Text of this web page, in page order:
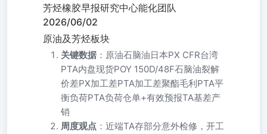
芳烃橡胶早报研究中心能化团队
2026/06/02
原油及芳烃板块
关键数据 ：原油石脑油日本PX CFR台湾
PTA内盘现货POY 150D/48F石脑油裂解
价差PX加工差PTA加工差聚酯毛利PTA平
衡负荷PTA负荷仓单+有效预报TA基差产
销
周度观点 ：近端TA存部分意外检修，开工